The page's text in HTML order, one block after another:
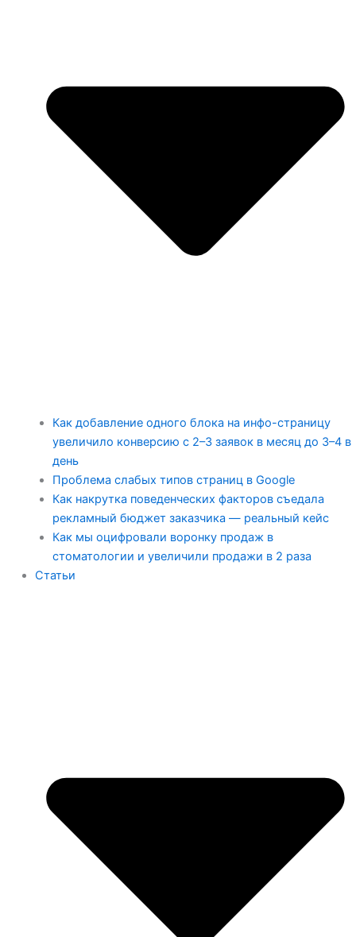
Как добавление одного блока на инфо-страницу
увеличило конверсию с 2–3 заявок в месяц до 3–4 в
день
Проблема слабых типов страниц в Google
Как накрутка поведенческих факторов съедала
рекламный бюджет заказчика — реальный кейс
Как мы оцифровали воронку продаж в
стоматологии и увеличили продажи в 2 раза
Статьи